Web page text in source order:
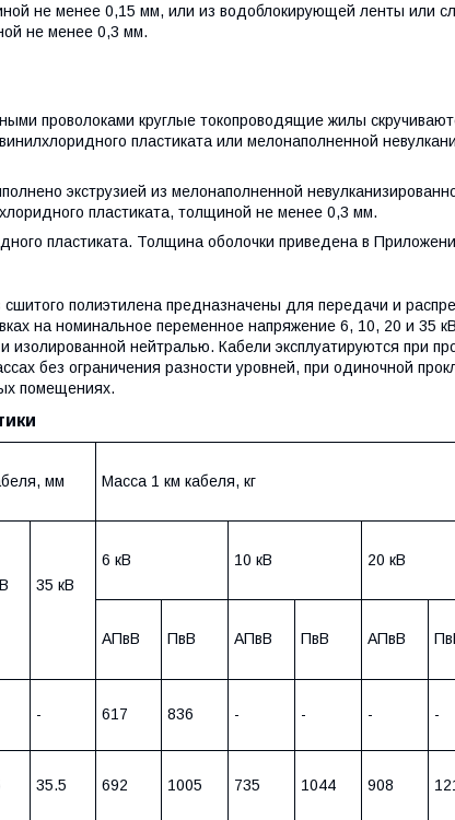
не менее 0,15 мм, или из водоблокирующей ленты или
не менее 0,3 мм.
проволоками круглые токопроводящие жилы
пластиката или мелонаполненной
экструзией из мелонаполненной
пластиката, толщиной не менее 0,3 мм.
пластиката. Толщина оболочки приведена в
полиэтилена предназначены для передачи и
на номинальное переменное напряжение 6, 10, 20 и 35
изолированной нейтралью. Кабели эксплуатируются при
без ограничения разности уровней, при одиночной
помещениях.
мм Масса 1 км кабеля, кг
35 кВ
6 кВ 10 кВ 20 кВ
АПвВ ПвВ АПвВ ПвВ АПвВ
- 617 836 - - - -
35.5 692 1005 735 1044 908